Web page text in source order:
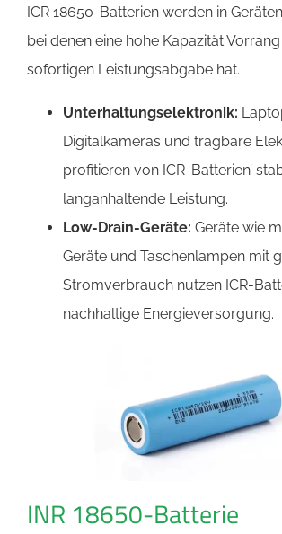
ICR 18650-Batterien werden in
bei denen eine hohe Kapazität
sofortigen Leistungsabgabe hat.
Unterhaltungselektronik:
Digitalkameras und tragbare
profitieren von ICR-Batterien’
langanhaltende Leistung.
Low-Drain-Geräte: Geräte wie
Geräte und Taschenlampen mit
Stromverbrauch nutzen ICR-
nachhaltige Energieversorgung.
INR 18650-Batterie